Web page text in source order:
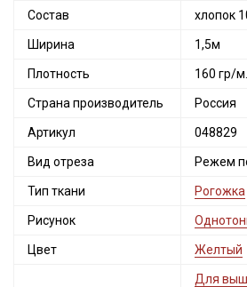
Состав хлопок
Ширина 1,5м
Плотность 160 гр/
Страна производитель Россия
Артикул 048829
Вид отреза Режем
Тип ткани Рогожка
Рисунок
Цвет Желтый
Для